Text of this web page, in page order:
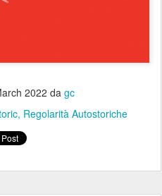
2022 da gc
Regolarità Autostoriche